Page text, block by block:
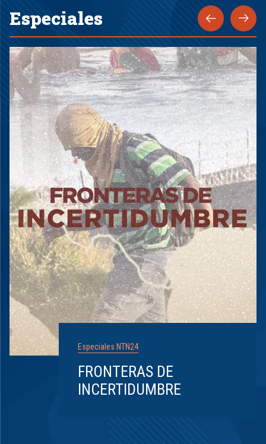
Especiales
Especiales NTN24
FRONTERAS DE
INCERTIDUMBRE